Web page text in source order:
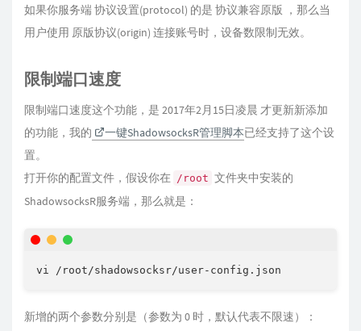
如果你服务端 协议设置(protocol) 的是 协议兼容原版 ，那么当
用户使用 原版协议(origin) 连接账号时，设备数限制无效。
限制端口速度
限制端口速度这个功能，是 2017年2月15日凌晨 才更新新添加
的功能，我的
一键ShadowsocksR管理脚本已经支持了这个设
置。
打开你的配置文件，假设你在
/root 文件夹中安装的
ShadowsocksR服务端，那么就是：
vi /root/shadowsocksr/user-config.json
新增的两个参数分别是（参数为 0 时，默认代表不限速）：